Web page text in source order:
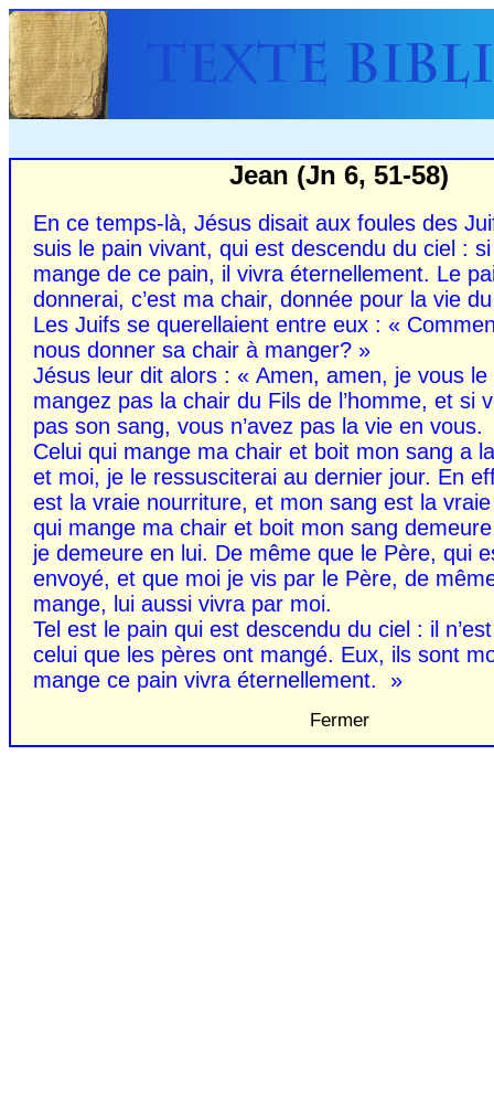
Jean (Jn 6, 51-58)
En ce temps-là, Jésus disait aux foules des
suis le pain vivant, qui est descendu du ciel : si
mange de ce pain, il vivra éternellement. Le
donnerai, c’est ma chair, donnée pour la vie
Les Juifs se querellaient entre eux : «
nous donner sa chair à manger? »
Jésus leur dit alors : « Amen, amen, je vous
mangez pas la chair du Fils de l’homme, et si
pas son sang, vous n’avez pas la vie en vous.
Celui qui mange ma chair et boit mon sang a
et moi, je le ressusciterai au dernier jour. En
est la vraie nourriture, et mon sang est la
qui mange ma chair et boit mon sang
je demeure en lui. De même que le Père, qui
envoyé, et que moi je vis par le Père, de
mange, lui aussi vivra par moi.
Tel est le pain qui est descendu du ciel : il
celui que les pères ont mangé. Eux, ils sont
mange ce pain vivra éternellement. »
Fermer